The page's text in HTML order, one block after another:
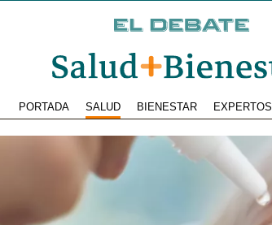
PORTADA SALUD BIENESTAR EXPERTOS